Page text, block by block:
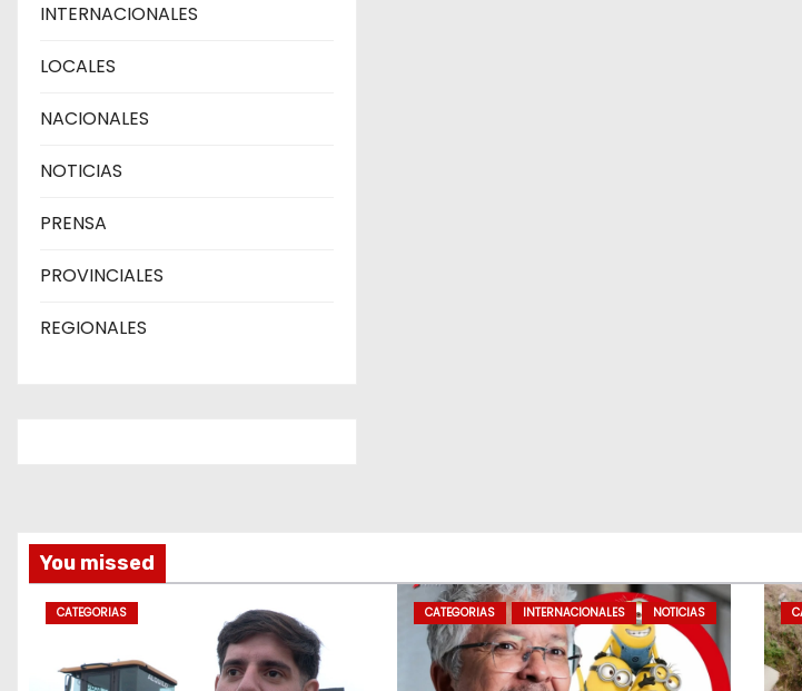
INTERNACIONALES
LOCALES
NACIONALES
NOTICIAS
PRENSA
PROVINCIALES
REGIONALES
You missed
CATEGORIAS CATEGORIAS INTERNACIONALES NOTICIAS